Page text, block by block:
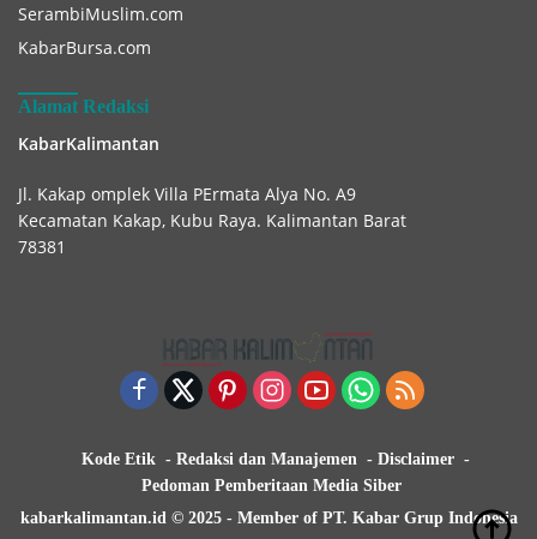
SerambiMuslim.com
KabarBursa.com
Alamat Redaksi
KabarKalimantan
Jl. Kakap omplek Villa PErmata Alya No. A9
Kecamatan Kakap, Kubu Raya. Kalimantan Barat
78381
Kode Etik Redaksi dan Manajemen
Disclaimer
Pedoman Pemberitaan Media Siber
kabarkalimantan.id © 2025 - Member of PT. Kabar Grup Indonesia